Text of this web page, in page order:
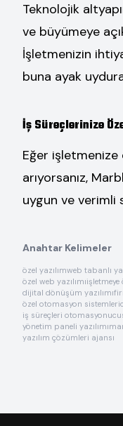
Teknolojik
ve büyümeye
İşletmenizin
buna ayak
İş Süreçlerinize
Eğer işletmenize
arıyorsanız,
uygun ve verimli
Anahtar Kelimeler
özel yazılımweb tabanlı
özel web yazılımıişletmeye
dijital dönüşüm yazılımı
özel otomasyon sistemleri
iş süreçleri otomasyonu
yönetim paneli yazılımı
yazılım çözümleri ajansı